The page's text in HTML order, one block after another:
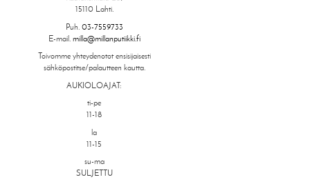
15110 Lahti.
Puh. 03-7559733
E-mail. milla@millanputiikki.fi
Toivomme yhteydenotot ensisijaisesti
sähköpostitse/palautteen kautta.
AUKIOLOAJAT:
ti-pe
11-18
la
11-15
su-ma
SULJETTU